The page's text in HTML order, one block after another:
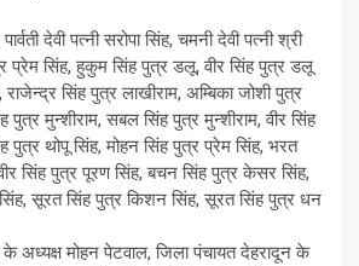
पार्वती देवी पत्नी सरोपा सिंह, चमनी देवी पत्नी श्री
प्रेम सिंह, हुकुम सिंह पुत्र डलू, वीर सिंह पुत्र डलू
राजेन्द्र सिंह पुत्र लाखीराम, अम्बिका जोशी पुत्र
पुत्र मुन्शीराम, सबल सिंह पुत्र मुन्शीराम, वीर सिंह
पुत्र थोपू सिंह, मोहन सिंह पुत्र प्रेम सिंह, भरत
सिंह पुत्र पूरण सिंह, बचन सिंह पुत्र केसर सिंह,
सूरत सिंह पुत्र किशन सिंह, सूरत सिंह पुत्र धन
के अध्यक्ष मोहन पेटवाल, जिला पंचायत देहरादून के